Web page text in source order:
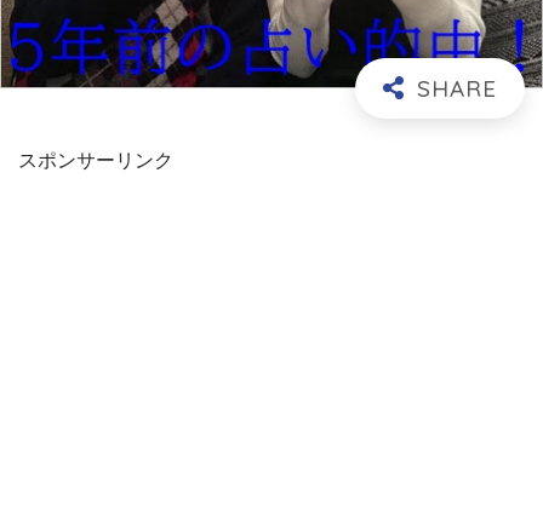
スポンサーリンク